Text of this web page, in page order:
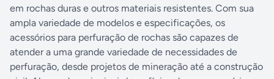
em rochas duras e outros materiais resistentes. Com sua
ampla variedade de modelos e especificações, os
acessórios para perfuração de rochas são capazes de
atender a uma grande variedade de necessidades de
perfuração, desde projetos de mineração até a construção